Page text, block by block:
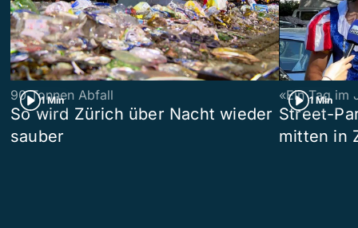
1 Min
90 Tonnen Abfall
So wird Zürich über Nacht wieder
sauber
1 Min
«Ein Tag im
Street-
mitten in